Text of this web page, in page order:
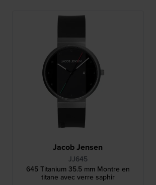
Jacob Jensen
JJ645
645 Titanium 35.5 mm Montre en
titane avec verre saphir